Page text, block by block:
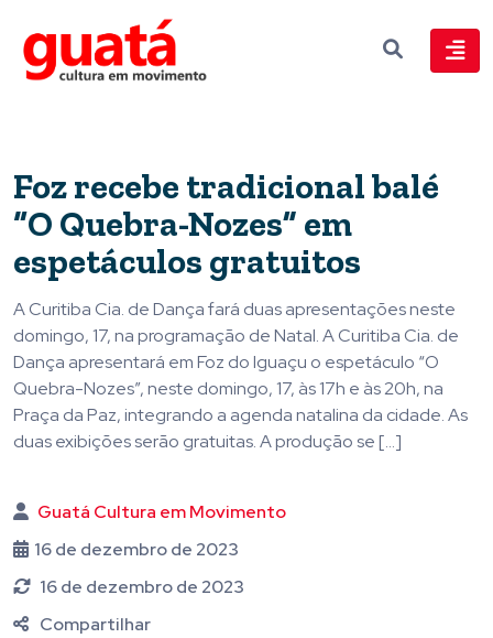
Foz recebe tradicional balé
“O Quebra-Nozes” em
espetáculos gratuitos
A Curitiba Cia. de Dança fará duas apresentações neste
domingo, 17, na programação de Natal. A Curitiba Cia. de
Dança apresentará em Foz do Iguaçu o espetáculo “O
Quebra-Nozes”, neste domingo, 17, às 17h e às 20h, na
Praça da Paz, integrando a agenda natalina da cidade. As
duas exibições serão gratuitas. A produção se […]
Guatá Cultura em Movimento
16 de dezembro de 2023
16 de dezembro de 2023
Compartilhar